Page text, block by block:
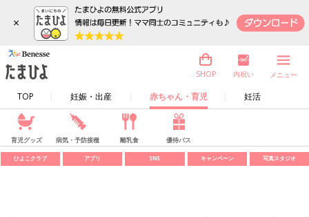
×
TOP 妊娠・出産 赤ちゃん・育児 妊活
SHOP 内祝い メニュー
育児グッズ 病気・予防接種 離乳食 優待パス
ひよこクラブ アプリ SNS キャンペーン 写真スタジオ